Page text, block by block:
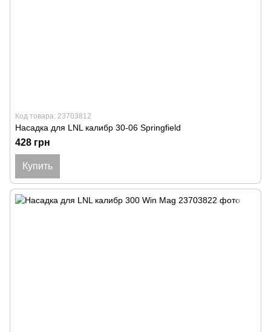
Код товара: 23703812
Насадка для LNL калибр 30-06 Springfield
428 грн
Купить